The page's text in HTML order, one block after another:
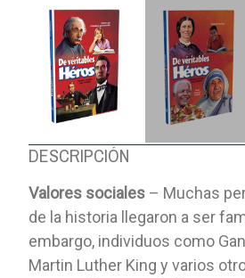
DESCRIPCIÓN
Valores sociales – Muchas
de la historia llegaron a ser
embargo, individuos como
Martin Luther King y varios